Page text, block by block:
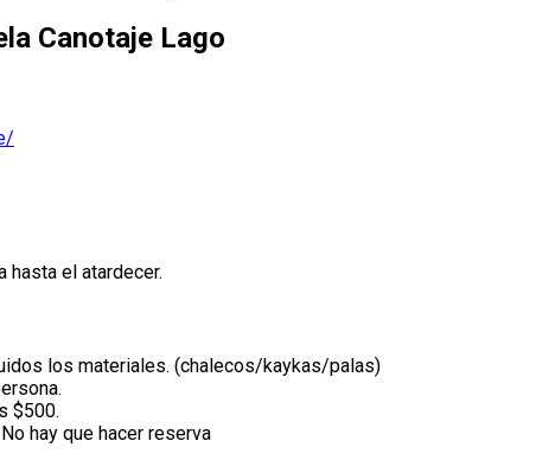
Canotaje Lago
hasta el atardecer.
los materiales. (chalecos/kaykas/palas)
$500.
hay que hacer reserva